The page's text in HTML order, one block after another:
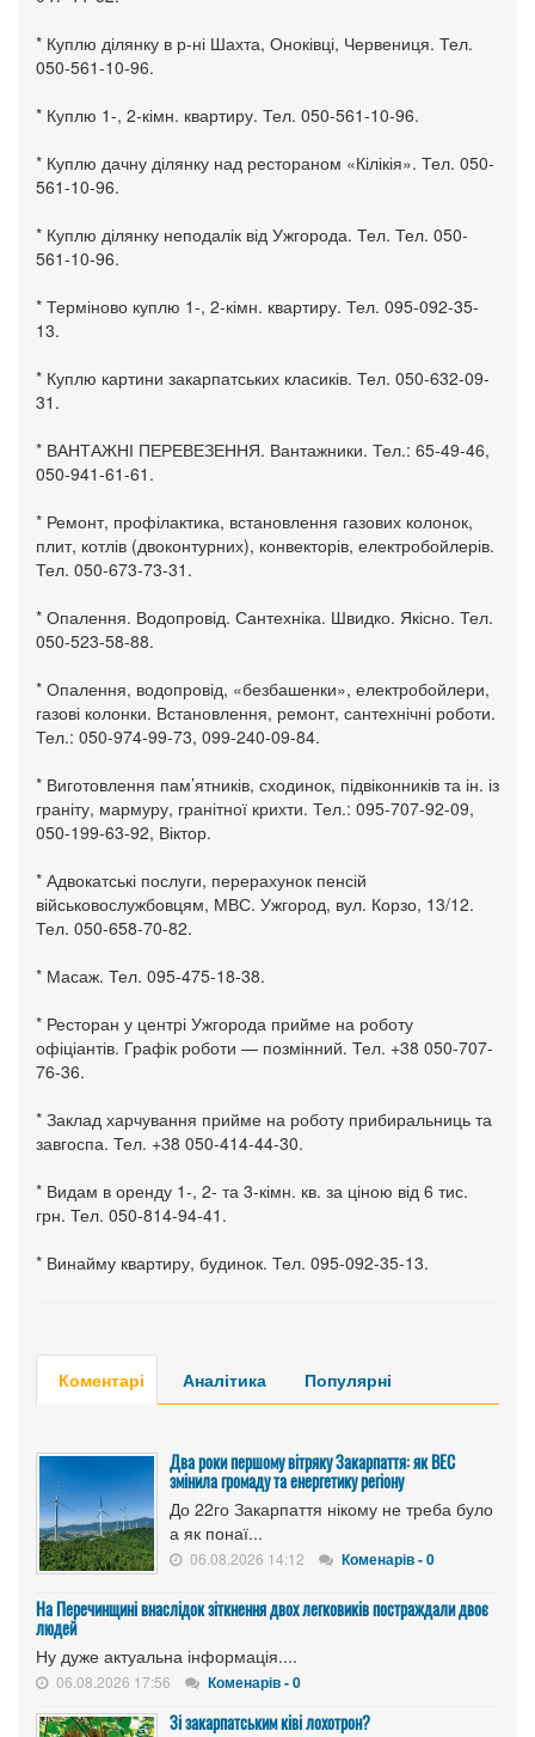
* Куплю ділянку в р-ні Шахта, Оноківці, Червениця. Тел.
050-561-10-96.
* Куплю 1-, 2-кімн. квартиру. Тел. 050-561-10-96.
* Куплю дачну ділянку над рестораном «Кілікія». Тел. 050-
561-10-96.
* Куплю ділянку неподалік від Ужгорода. Тел. Тел. 050-
561-10-96.
* Терміново куплю 1-, 2-кімн. квартиру. Тел. 095-092-35-
13.
* Куплю картини закарпатських класиків. Тел. 050-632-09-
31.
* ВАНТАЖНІ ПЕРЕВЕЗЕННЯ. Вантажники. Тел.: 65-49-46,
050-941-61-61.
* Ремонт, профілактика, встановлення газових колонок,
плит, котлів (двоконтурних), конвекторів, електробойлерів.
Тел. 050-673-73-31.
* Опалення. Водопровід. Сантехніка. Швидко. Якісно. Тел.
050-523-58-88.
* Опалення, водопровід, «безбашенки», електробойлери,
газові колонки. Встановлення, ремонт, сантехнічні роботи.
Тел.: 050-974-99-73, 099-240-09-84.
* Виготовлення пам’ятників, сходинок, підвіконників та ін. із
граніту, мармуру, гранітної крихти. Тел.: 095-707-92-09,
050-199-63-92, Віктор.
* Адвокатські послуги, перерахунок пенсій
військовослужбовцям, МВС. Ужгород, вул. Корзо, 13/12.
Тел. 050-658-70-82.
* Масаж. Тел. 095-475-18-38.
* Ресторан у центрі Ужгорода прийме на роботу
офіціантів. Графік роботи — позмінний. Тел. +38 050-707-
76-36.
* Заклад харчування прийме на роботу прибиральниць та
завгоспа. Тел. +38 050-414-44-30.
* Видам в оренду 1-, 2- та 3-кімн. кв. за ціною від 6 тис.
грн. Тел. 050-814-94-41.
* Винайму квартиру, будинок. Тел. 095-092-35-13.
Коментарі Аналітика Популярні
Два роки першому вітряку Закарпаття: як ВЕС
змінила громаду та енергетику регіону
До 22го Закарпаття нікому не треба було
а як понаї...
06.08.2026 14:12 Коменарів - 0
На Перечинщині внаслідок зіткнення двох легковиків постраждали двоє
людей
Ну дуже актуальна інформація....
06.08.2026 17:56 Коменарів - 0
Зі закарпатським ківі лохотрон?